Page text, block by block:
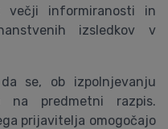
večji informiranosti in
izsledkov v
se, ob izpolnjevanju
na predmetni razpis.
prijavitelja omogočajo